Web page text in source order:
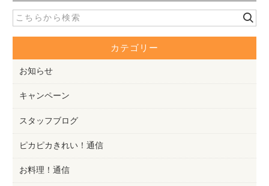
カテゴリー
お知らせ
キャンペーン
スタッフブログ
ピカピカきれい！通信
お料理！通信